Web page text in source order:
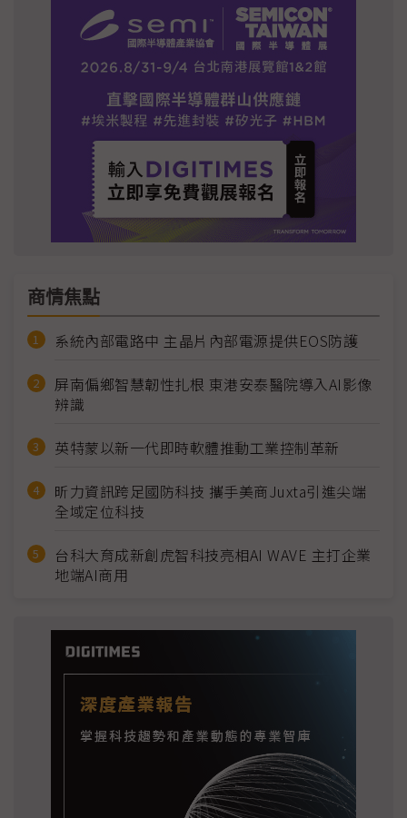
商情焦點
系統內部電路中 主晶片內部電源提供EOS防護
屏南偏鄉智慧韌性扎根 東港安泰醫院導入AI影像
辨識
英特蒙以新一代即時軟體推動工業控制革新
昕力資訊跨足國防科技 攜手美商Juxta引進尖端
全域定位科技
台科大育成新創虎智科技亮相AI WAVE 主打企業
地端AI商用